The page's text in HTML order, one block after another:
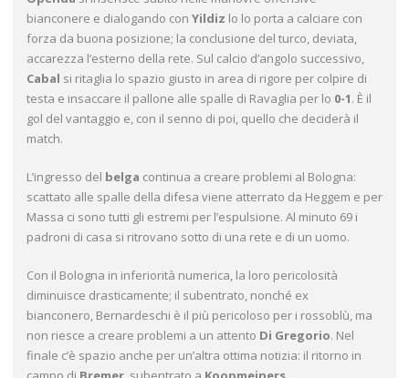
bianconere e dialogando con Yildiz lo lo porta a calciare con
forza da buona posizione; la conclusione del turco, deviata,
accarezza l’esterno della rete. Sul calcio d’angolo successivo,
Cabal si ritaglia lo spazio giusto in area di rigore per colpire di
testa e insaccare il pallone alle spalle di Ravaglia per lo 0-1. È il
gol del vantaggio e, con il senno di poi, quello che deciderà il
match.
L’ingresso del belga continua a creare problemi al Bologna:
scattato alle spalle della difesa viene atterrato da Heggem e per
Massa ci sono tutti gli estremi per l’espulsione. Al minuto 69 i
padroni di casa si ritrovano sotto di una rete e di un uomo.
Con il Bologna in inferiorità numerica, la loro pericolosità
diminuisce drasticamente; il subentrato, nonché ex
bianconero, Bernardeschi è il più pericoloso per i rossoblù, ma
non riesce a creare problemi a un attento Di Gregorio. Nel
finale c’è spazio anche per un’altra ottima notizia: il ritorno in